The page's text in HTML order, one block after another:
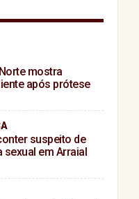
mostra
após prótese
suspeito de
sexual em Arraial